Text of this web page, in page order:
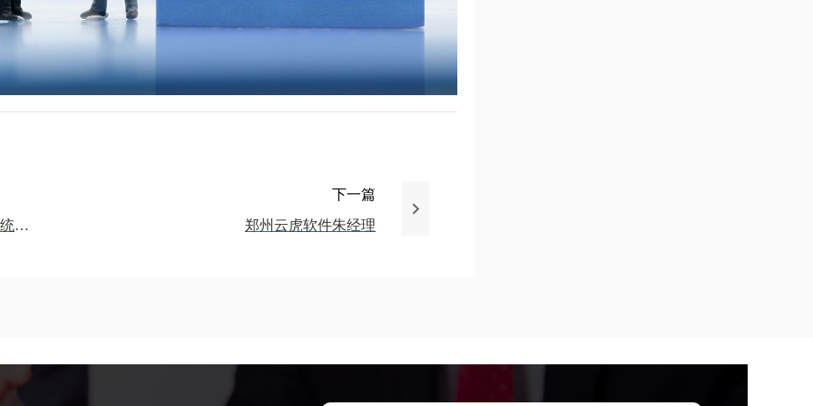
如何通过河南郑州云虎软件系统定制开发实现数字化转型
下一篇
郑州云虎软件朱经理